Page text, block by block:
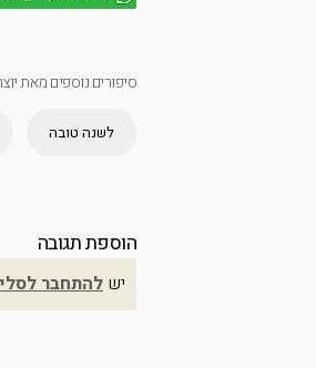
סיפורים נוספים מאת
לשנה טובה
הוספת תגובה
יש להתחבר